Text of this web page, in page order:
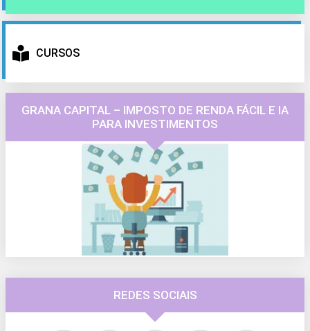
CURSOS
GRANA CAPITAL – IMPOSTO DE RENDA FÁCIL E IA
PARA INVESTIMENTOS
REDES SOCIAIS